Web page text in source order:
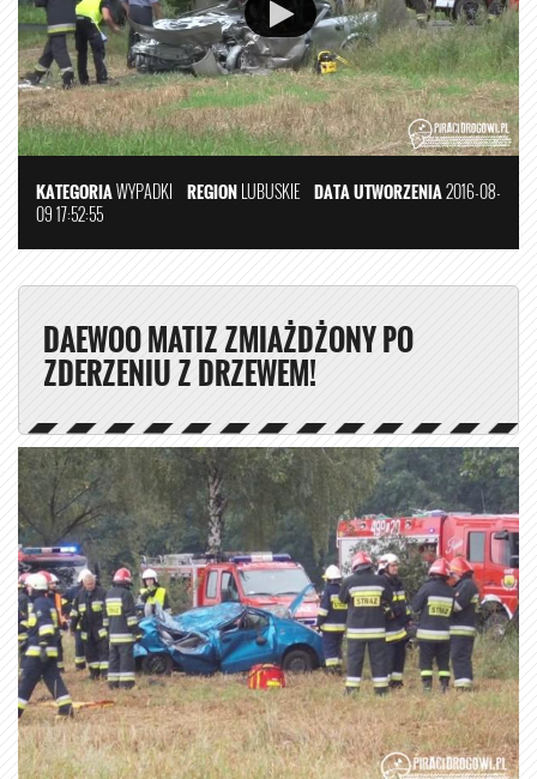
KATEGORIAWYPADKI REGIONLUBUSKIE DATA UTWORZENIA2016-08-
09 17:52:55
DAEWOO MATIZ ZMIAŻDŻONY PO
ZDERZENIU Z DRZEWEM!